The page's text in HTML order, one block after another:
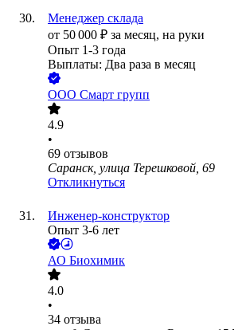
Менеджер склада
от 50 000 ₽ за месяц, на руки
Опыт 1-3 года
Выплаты: Два раза в месяц
ООО Смарт групп
4.9
•
69 отзывов
Саранск, улица Терешковой, 69
Откликнуться
Инженер-конструктор
Опыт 3-6 лет
АО Биохимик
4.0
•
34 отзыва